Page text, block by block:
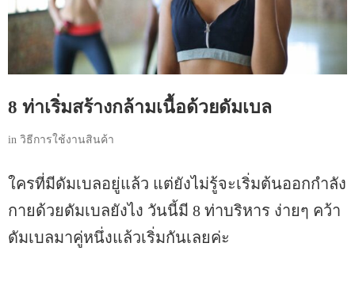
8 ท่าเริ่มสร้างกล้ามเนื้อด้วยดัมเบล
in วิธีการใช้งานสินค้า
ใครที่มีดัมเบลอยู่แล้ว แต่ยังไม่รู้จะเริ่มต้นออกกำลัง
กายด้วยดัมเบลยังไง วันนี้มี 8 ท่าบริหาร ง่ายๆ คว้า
ดัมเบลมาคู่หนึ่งแล้วเริ่มกันเลยค่ะ